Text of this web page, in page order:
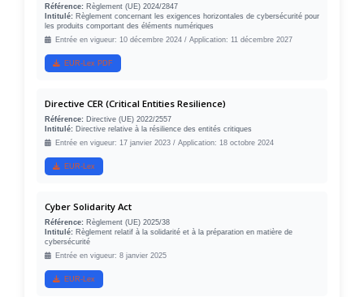
Référence: Règlement (UE) 2024/2847
Intitulé: Règlement concernant les exigences horizontales de cybersécurité pour
les produits comportant des éléments numériques
Entrée en vigueur: 10 décembre 2024 / Application: 11 décembre 2027
EUR-Lex PDF
Directive CER (Critical Entities Resilience)
Référence: Directive (UE) 2022/2557
Intitulé: Directive relative à la résilience des entités critiques
Entrée en vigueur: 17 janvier 2023 / Application: 18 octobre 2024
EUR-Lex
Cyber Solidarity Act
Référence: Règlement (UE) 2025/38
Intitulé: Règlement relatif à la solidarité et à la préparation en matière de
cybersécurité
Entrée en vigueur: 8 janvier 2025
EUR-Lex